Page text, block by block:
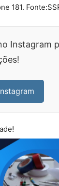
181.
Instagram